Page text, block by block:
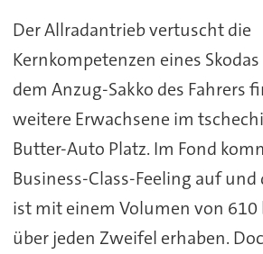
Der Allradantrieb vertuscht die
Kernkompetenzen eines
dem Anzug-Sakko des Fahrers
weitere Erwachsene im
Butter-Auto Platz. Im Fond
Business-Class-Feeling auf
ist mit einem Volumen von 610
über jeden Zweifel erhaben.